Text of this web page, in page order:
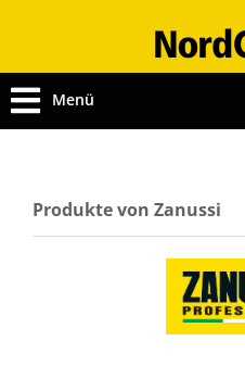
Menü
Produkte von Zanussi